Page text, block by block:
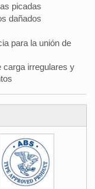
picadas
dañados
para la unión de
carga irregulares y